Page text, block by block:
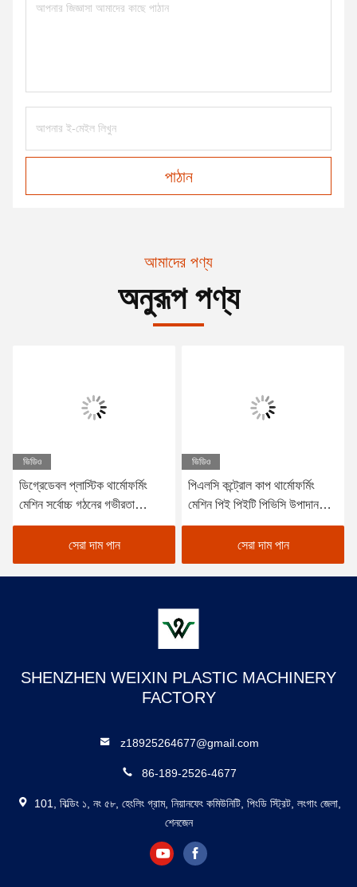
পাঠান
আমাদের পণ্য
অনুরূপ পণ্য
ভিডিও
ডিগ্রেডেবল প্লাস্টিক থার্মোফর্মিং
মেশিন সর্বোচ্চ গঠনের গভীরতা
180mm
সেরা দাম পান
ভিডিও
পিএলসি কন্ট্রোল কাপ থার্মোফর্মিং
মেশিন পিই পিইটি পিভিসি উপাদান
জন্য
সেরা দাম পান
SHENZHEN WEIXIN PLASTIC MACHINERY
FACTORY
z18925264677@gmail.com
86-189-2526-4677
101, বিল্ডিং ১, নং ৫৮, হেংলিং গ্রাম, নিয়ানফেং কমিউনিটি, পিংডি স্ট্রিট, লংগাং জেলা,
শেনজেন